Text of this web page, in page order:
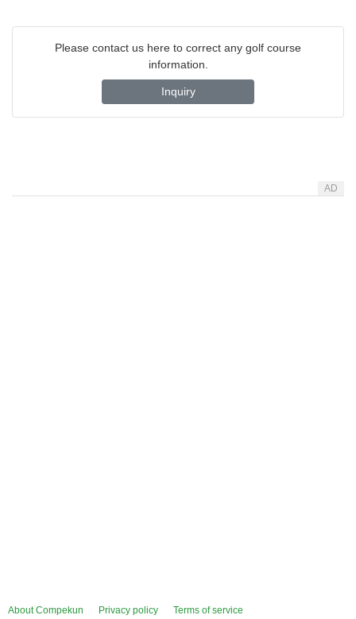
Please contact us here to correct any golf course
information.
Inquiry
AD
About Compekun Privacy policy Terms of service